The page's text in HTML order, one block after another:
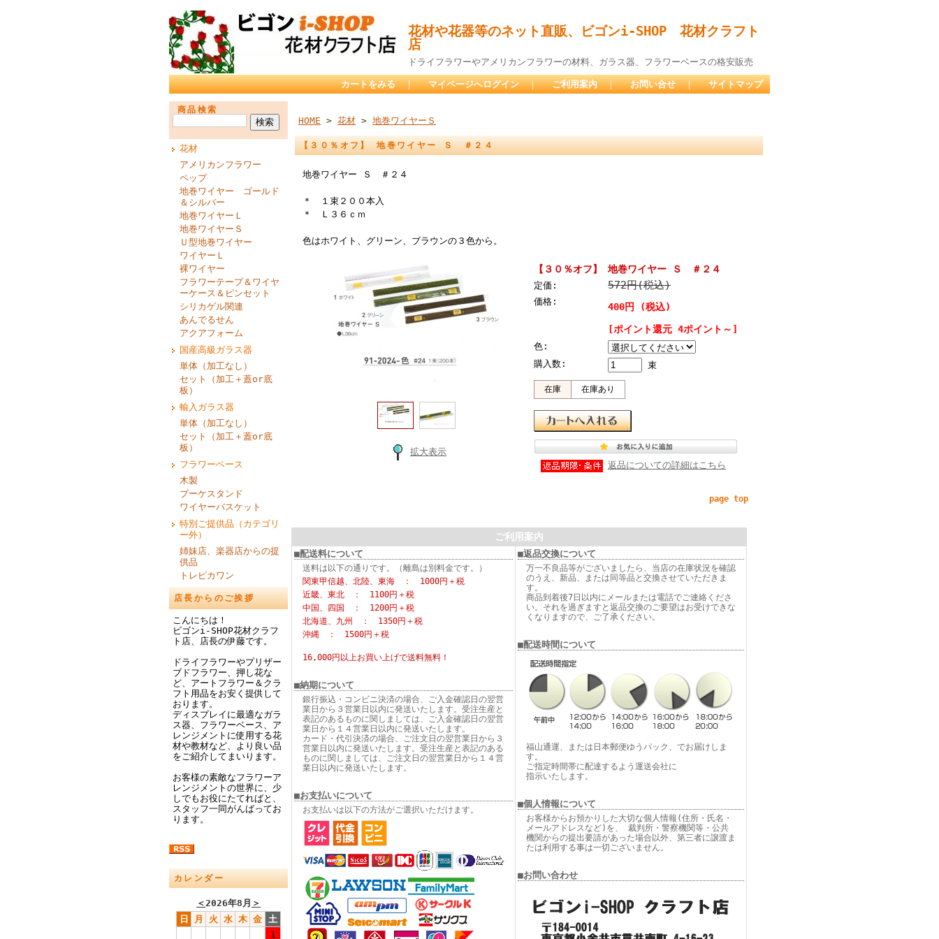
花材や花器等のネット直販、ビゴンi-SHOP 花材クラフト
店
ドライフラワーやアメリカンフラワーの材料、ガラス器、フラワーベースの格安販売
カートをみる ｜ マイページへログイン ｜ ご利用案内 ｜ お問い合せ ｜ サイトマップ
商品検索
花材
アメリカンフラワー
ペップ
地巻ワイヤー ゴールド
＆シルバー
地巻ワイヤーＬ
地巻ワイヤーＳ
Ｕ型地巻ワイヤー
ワイヤーＬ
裸ワイヤー
フラワーテープ＆ワイヤ
ーケース＆ピンセット
シリカゲル関連
あんでるせん
アクアフォーム
国産高級ガラス器
単体（加工なし）
セット（加工＋蓋or底
板）
輸入ガラス器
単体（加工なし）
セット（加工＋蓋or底
板）
フラワーベース
木製
ブーケスタンド
ワイヤーバスケット
特別ご提供品（カテゴリ
ー外）
姉妹店、楽器店からの提
供品
トレピカワン
店長からのご挨拶
こんにちは！
ビゴンi-SHOP花材クラフ
ト店、店長の伊藤です。
ドライフラワーやプリザー
ブドフラワー、押し花な
ど、アートフラワー＆クラ
フト用品をお安く提供して
おります。
ディスプレイに最適なガラ
ス器、フラワーベース、ア
レンジメントに使用する花
材や教材など、より良い品
をご紹介してまいります。
お客様の素敵なフラワーア
レンジメントの世界に、少
しでもお役にたてればと、
スタッフ一同がんばってお
ります。
カレンダー
＜2026年8月 ＞
日
月 火 水 木 金 土
1
HOME > 花材 > 地巻ワイヤーＳ
【３０％オフ】 地巻ワイヤー Ｓ ＃２４
地巻ワイヤー Ｓ ＃２４
＊ １束２００本入
＊ Ｌ３６ｃｍ
色はホワイト、グリーン、ブラウンの３色から。
拡大表示
【３０％オフ】 地巻ワイヤー Ｓ ＃２４
定価: 572円(税込)
価格:
400円 (税込)
[ポイント還元 4ポイント～]
色:
購入数:
束
在庫 在庫あり
返品についての詳細はこちら
page top
ご利用案内
■配送料について
送料は以下の通りです。（離島は別料金です。）
関東甲信越、北陸、東海 ： 1000円＋税
近畿、東北 ： 1100円＋税
中国、四国 ： 1200円＋税
北海道、九州 ： 1350円＋税
沖縄 ： 1500円＋税
16,000円以上お買い上げで送料無料！
■納期について
銀行振込・コンビニ決済の場合、ご入金確認日の翌営
業日から３営業日以内に発送いたします。受注生産と
表記のあるものに関しましては、ご入金確認日の翌営
業日から１４営業日以内に発送いたします。
カード・代引決済の場合、ご注文日の翌営業日から３
営業日以内に発送いたします。受注生産と表記のある
ものに関しましては、ご注文日の翌営業日から１４営
業日以内に発送いたします。
■お支払いについて
お支払いは以下の方法がご選択いただけます。
■返品交換について
万一不良品等がございましたら、当店の在庫状況を確認
のうえ、新品、または同等品と交換させていただきま
す。
商品到着後7日以内にメールまたは電話でご連絡くださ
い。それを過ぎますと返品交換のご要望はお受けできな
くなりますので、ご了承ください。
■配送時間について
福山通運、または日本郵便ゆうパック、でお届けしま
す。
ご指定時間帯に配達するよう運送会社に
指示いたします。
■個人情報について
お客様からお預かりした大切な個人情報(住所・氏名・
メールアドレスなど)を、 裁判所・警察機関等・公共
機関からの提出要請があった場合以外、第三者に譲渡ま
たは利用する事は一切ございません。
■お問い合わせ